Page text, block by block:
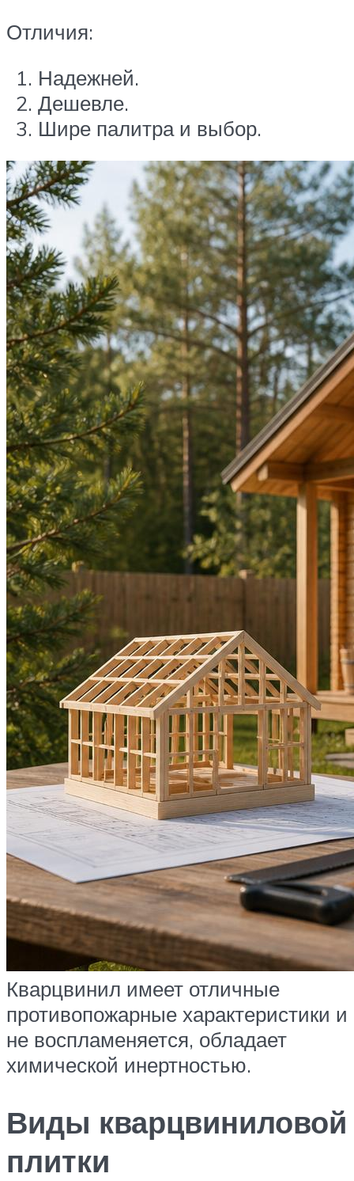
Отличия:
Надежней.
Дешевле.
Шире палитра и выбор.
Кварцвинил имеет отличные
противопожарные характеристики и
не воспламеняется, обладает
химической инертностью.
Виды кварцвиниловой
плитки